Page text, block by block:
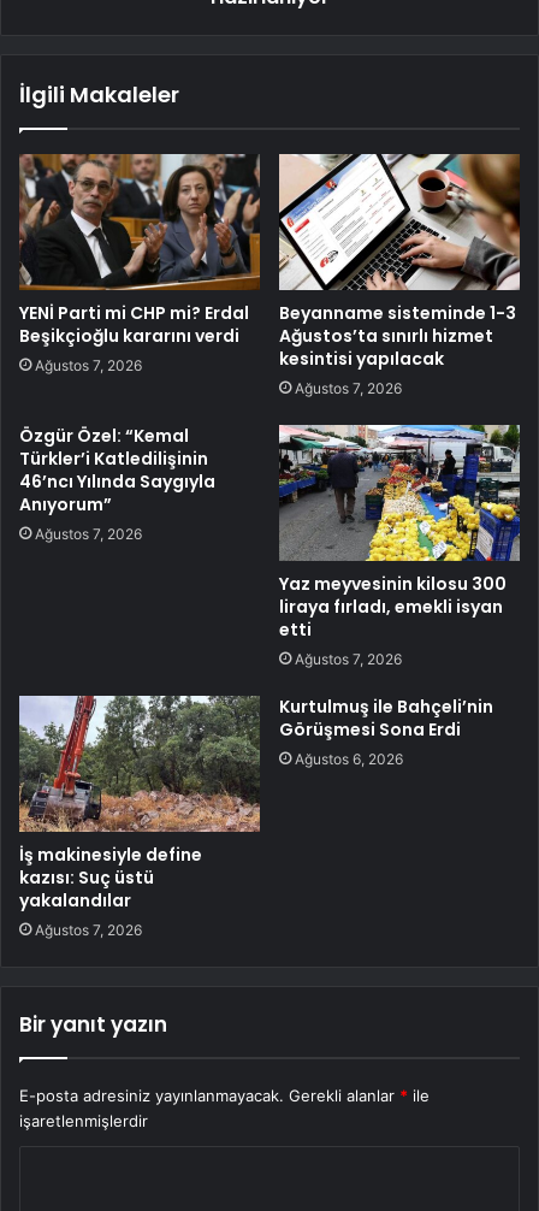
İlgili Makaleler
YENİ Parti mi CHP mi? Erdal
Beşikçioğlu kararını verdi
Ağustos 7, 2026
Beyanname sisteminde 1-3
Ağustos’ta sınırlı hizmet
kesintisi yapılacak
Ağustos 7, 2026
Özgür Özel: “Kemal
Türkler’i Katledilişinin
46’ncı Yılında Saygıyla
Anıyorum”
Ağustos 7, 2026
Yaz meyvesinin kilosu 300
liraya fırladı, emekli isyan
etti
Ağustos 7, 2026
İş makinesiyle define
kazısı: Suç üstü
yakalandılar
Ağustos 7, 2026
Kurtulmuş ile Bahçeli’nin
Görüşmesi Sona Erdi
Ağustos 6, 2026
Bir yanıt yazın
E-posta adresiniz yayınlanmayacak. Gerekli alanlar * ile
işaretlenmişlerdir